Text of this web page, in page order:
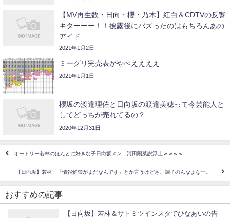
【MV再生数・日向・櫻・乃木】紅白＆CDTVの反響
キターーー！！披露後にバズったのはもちろんあの
アイド
2021年1月2日
ミーグリ完売表がやべええええ
2021年1月1日
櫻坂の渡邉理佐と日向坂の渡邉美穂って今芸能人と
してどっちが売れてるの？
2020年12月31日
オードリー若林のほんとに好きな子日向坂メン、河田陽菜説浮上ｗｗｗｗ
【日向坂】若林「「情報解禁がまだなんです」とか言うけどさ、調子のんなよなー。」
おすすめの記事
【日向坂】若林＆サトミツインスタでひなあいの告